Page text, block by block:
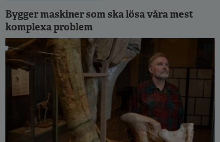
Bygger maskiner som ska lösa våra mest
komplexa problem